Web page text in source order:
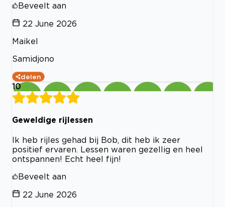
Beveelt aan
22 June 2026
Maikel
Samidjono
delen
10
Geweldige rijlessen
Ik heb rijles gehad bij Bob, dit heb ik zeer
positief ervaren. Lessen waren gezellig en heel
ontspannen! Echt heel fijn!
Beveelt aan
22 June 2026